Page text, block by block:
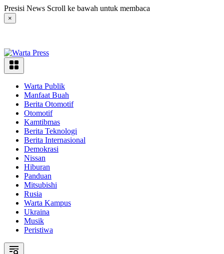
Langsung
ke
konten
Presisi News Scroll ke bawah untuk membaca
×
Warta Publik
Manfaat Buah
Berita Otomotif
Otomotif
Kamtibmas
Berita Teknologi
Berita Internasional
Demokrasi
Nissan
Hiburan
Panduan
Mitsubishi
Rusia
Warta Kampus
Ukraina
Musik
Peristiwa